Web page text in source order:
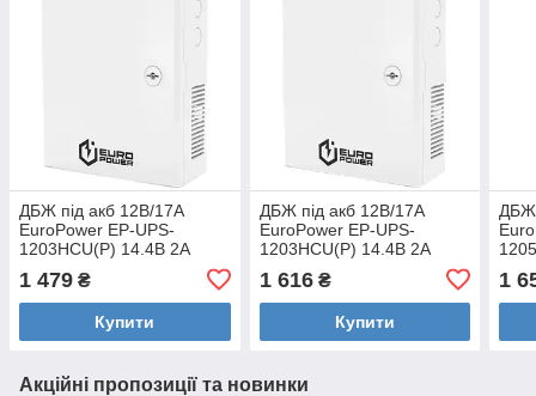
ДБЖ під акб 12В/17A
EuroPower EP-UPS-
1203HCU(P) 14.4В 2А
1 479 ₴
Купити
ДБЖ під акб 12В/17A
EuroPower EP-UPS-
1203HCU(P) 14.4В 2А
1 616₴
Купити
ДБЖ
1
Акційні пропозиції та новинки